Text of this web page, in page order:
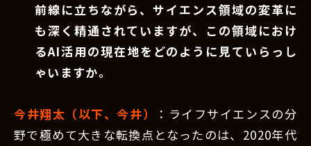
前線に立ちながら、サイエンス領域の変革に
も深く精通されていますが、この領域におけ
るAI活用の現在地をどのように見ていらっし
ゃいますか。
今井翔太（以下、今井）
：ライフサイエンスの分
野で極めて大きな転換点となったのは、2020年代